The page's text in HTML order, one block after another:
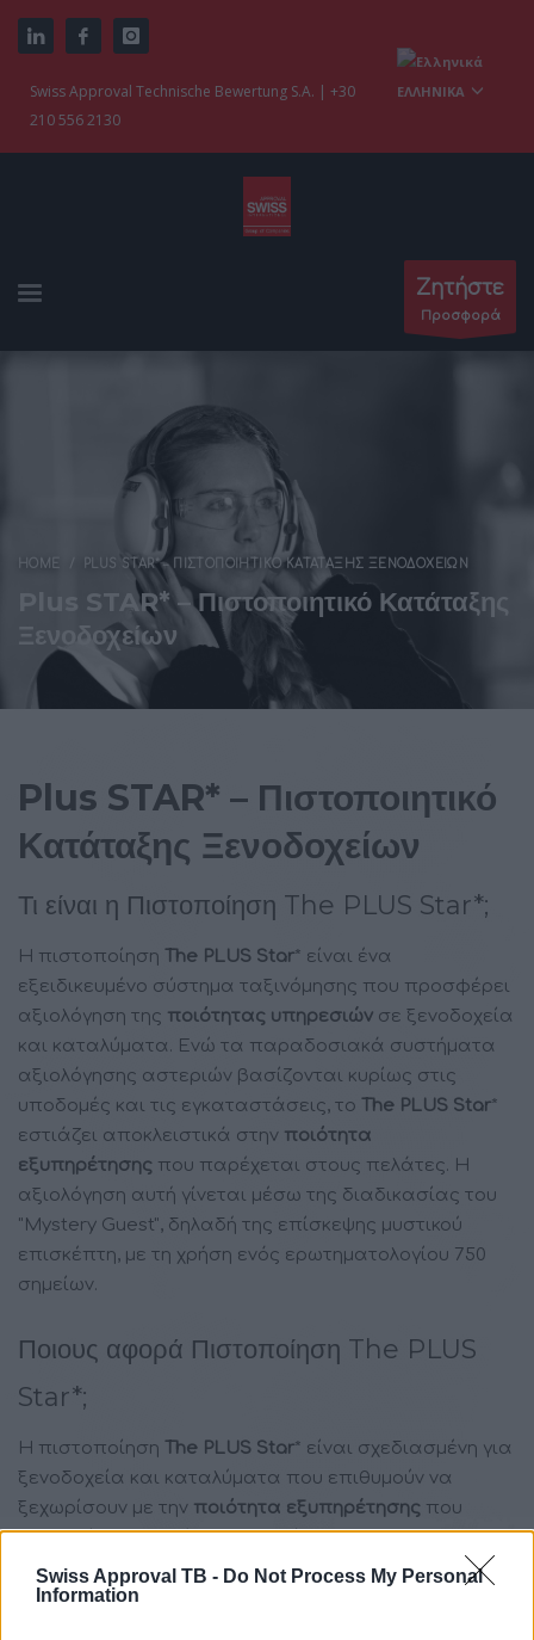
Swiss Approval TB - Do Not Process My Personal
Information
Swiss Approval Technische Bewertung S.A. | +30
210 556 2130
ΕΛΛΗΝΙΚΆ
Ζητήστε
Προσφορά
HOME PLUS STAR* – ΠΙΣΤΟΠΟΙΗΤΙΚΌ ΚΑΤΆΤΑΞΗΣ ΞΕΝΟΔΟΧΕΊΩΝ
Plus STAR* – Πιστοποιητικό Κατάταξης
Ξενοδοχείων
Plus STAR* – Πιστοποιητικό
Κατάταξης Ξενοδοχείων
Τι είναι η Πιστοποίηση The PLUS Star*;​
Η πιστοποίηση The PLUS Star* είναι ένα
εξειδικευμένο σύστημα ταξινόμησης που προσφέρει
αξιολόγηση της ποιότητας υπηρεσιών σε ξενοδοχεία
και καταλύματα. Ενώ τα παραδοσιακά συστήματα
αξιολόγησης αστεριών βασίζονται κυρίως στις
υποδομές και τις εγκαταστάσεις, το The PLUS Star*
εστιάζει αποκλειστικά στην ποιότητα
εξυπηρέτησης που παρέχεται στους πελάτες. Η
αξιολόγηση αυτή γίνεται μέσω της διαδικασίας του
"Mystery Guest", δηλαδή της επίσκεψης μυστικού
επισκέπτη, με τη χρήση ενός ερωτηματολογίου 750
σημείων.
Ποιους αφορά Πιστοποίηση The PLUS
Star*;​
Η πιστοποίηση The PLUS Star* είναι σχεδιασμένη για
ξενοδοχεία και καταλύματα που επιθυμούν να
ξεχωρίσουν με την ποιότητα εξυπηρέτησης που
προσφέρουν. Αυτή η πιστοποίηση:
Παρέχει εγγύηση στους πελάτες ότι η εμπειρία